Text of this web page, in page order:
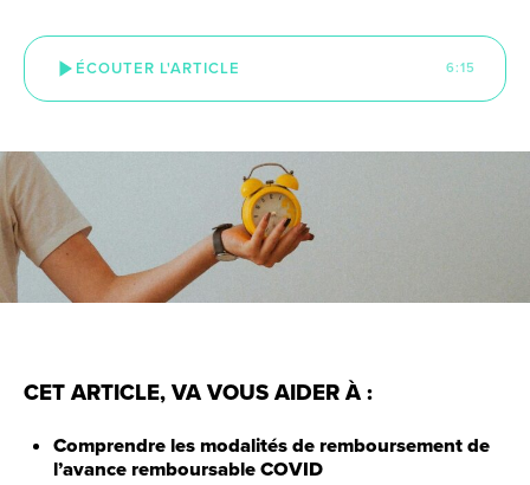
ÉCOUTER L'ARTICLE 6:15
CET ARTICLE, VA VOUS AIDER À :
Comprendre les modalités de remboursement de
l’avance remboursable COVID